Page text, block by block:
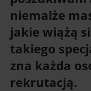
niemalże
jakie wiążą
takiego
zna każda
rekrutacją.